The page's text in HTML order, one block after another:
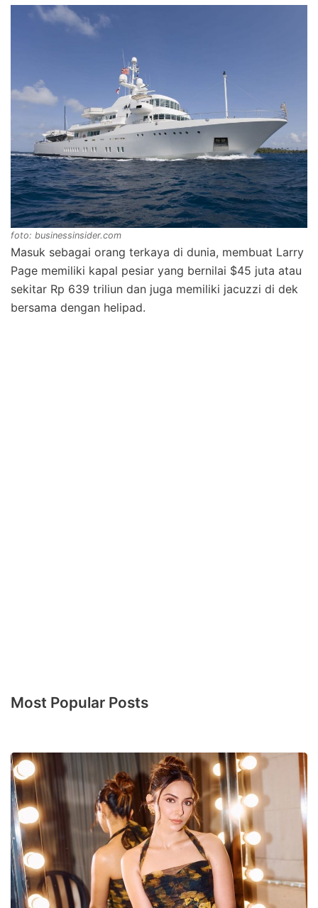
foto: businessinsider.com
Masuk sebagai orang terkaya di dunia, membuat Larry
Page memiliki kapal pesiar yang bernilai $45 juta atau
sekitar Rp 639 triliun dan juga memiliki jacuzzi di dek
bersama dengan helipad.
Most Popular Posts